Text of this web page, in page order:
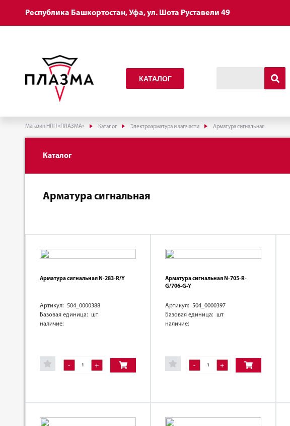
Республика Башкортостан, Уфа, ул. Шота Руставели 49
КАТАЛОГ
Магазин НПП «ПЛАЗМА» Каталог Электроарматура и запчасти Арматура сигнальная
Каталог
Арматура сигнальная
Арматура сигнальная N-283-R/Y
Артикул: 504_0000388
Базовая единица: шт
наличие:
- +
Арматура сигнальная N-705-R-
G/706-G-Y
Артикул: 504_0000397
Базовая единица: шт
наличие:
- +